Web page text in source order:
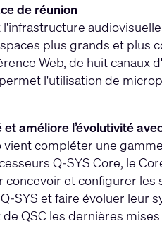
de réunion
l'infrastructure
plus grands et plus
Web, de huit canaux
l'utilisation de
améliore l’évolutivité
vient compléter une
Q-SYS Core, le
concevoir et configurer
SYS et faire évoluer leur
QSC les dernières